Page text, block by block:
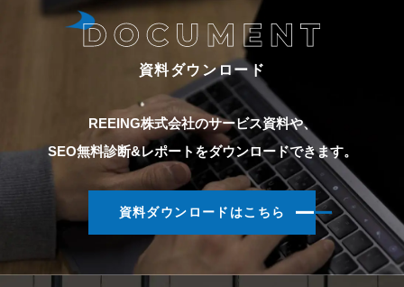
資料ダウンロード
REEING株式会社のサービス資料や、
SEO無料診断&レポートをダウンロードできます。
資料ダウンロードはこちら